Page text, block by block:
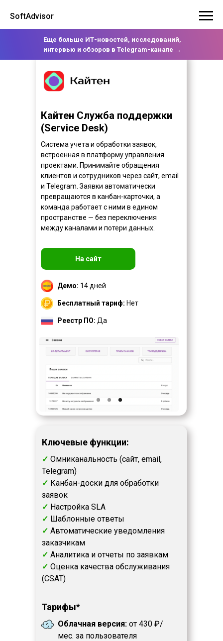
SoftAdvisor
Еще больше ИТ-новостей, исследований,
интервью и обзоров в Telegram-канале →
На сайт
Бесплатный тариф: Нет
Реестр ПО: Да
Демо: 14 дней
Система учета и обработки заявок,
встроенная в платформу управления
проектами. Принимайте обращения
клиентов и сотрудников через сайт, email
и Telegram. Заявки автоматически
превращаются в канбан-карточки, а
команда работает с ними в едином
пространстве — без переключения
между каналами и потери данных.
Кайтен Служба поддержки
(Service Desk)
Облачная версия: от 430 ₽/
мес. за пользователя
Тарифы*
Ключевые функции:
✓ Омниканальность (сайт, email,
Telegram)
✓ Канбан-доски для обработки
заявок
✓ Настройка SLA
✓ Шаблонные ответы
✓ Автоматические уведомления
заказчикам
✓ Аналитика и отчеты по заявкам
✓ Оценка качества обслуживания
(CSAT)